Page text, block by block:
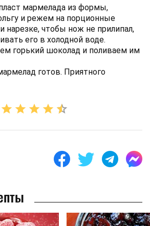
мармелада из формы,
и режем на порционные
нарезке, чтобы нож не прилипал,
его в холодной воде.
горький шоколад и поливаем им
готов. Приятного